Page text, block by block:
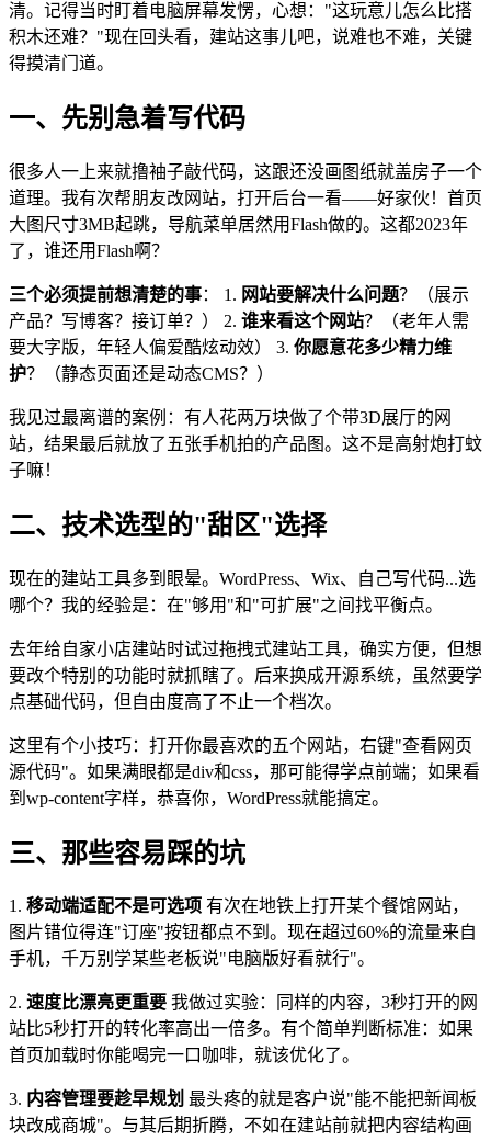
清。记得当时盯着电脑屏幕发愣，心想："这玩意儿怎么比搭
积木还难？"现在回头看，建站这事儿吧，说难也不难，关键
得摸清门道。
一、先别急着写代码
很多人一上来就撸袖子敲代码，这跟还没画图纸就盖房子一个
道理。我有次帮朋友改网站，打开后台一看——好家伙！首页
大图尺寸3MB起跳，导航菜单居然用Flash做的。这都2023年
了，谁还用Flash啊？
三个必须提前想清楚的事： 1. 网站要解决什么问题？（展示
产品？写博客？接订单？） 2. 谁来看这个网站？（老年人需
要大字版，年轻人偏爱酷炫动效） 3. 你愿意花多少精力维
护？（静态页面还是动态CMS？）
我见过最离谱的案例：有人花两万块做了个带3D展厅的网
站，结果最后就放了五张手机拍的产品图。这不是高射炮打蚊
子嘛！
二、技术选型的"甜区"选择
现在的建站工具多到眼晕。WordPress、Wix、自己写代码...选
哪个？我的经验是：在"够用"和"可扩展"之间找平衡点。
去年给自家小店建站时试过拖拽式建站工具，确实方便，但想
要改个特别的功能时就抓瞎了。后来换成开源系统，虽然要学
点基础代码，但自由度高了不止一个档次。
这里有个小技巧：打开你最喜欢的五个网站，右键"查看网页
源代码"。如果满眼都是div和css，那可能得学点前端；如果看
到wp-content字样，恭喜你，WordPress就能搞定。
三、那些容易踩的坑
1. 移动端适配不是可选项 有次在地铁上打开某个餐馆网站，
图片错位得连"订座"按钮都点不到。现在超过60%的流量来自
手机，千万别学某些老板说"电脑版好看就行"。
2. 速度比漂亮更重要 我做过实验：同样的内容，3秒打开的网
站比5秒打开的转化率高出一倍多。有个简单判断标准：如果
首页加载时你能喝完一口咖啡，就该优化了。
3. 内容管理要趁早规划 最头疼的就是客户说"能不能把新闻板
块改成商城"。与其后期折腾，不如在建站前就把内容结构画